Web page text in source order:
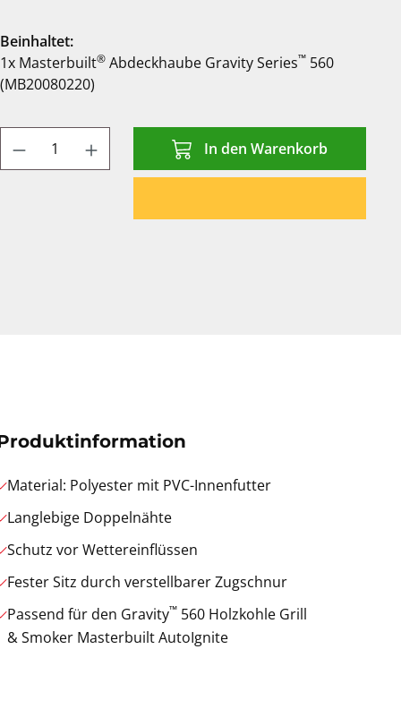
Beinhaltet:
1x Masterbuilt® Abdeckhaube Gravity Series™ 560
(MB20080220)
Produkt Anzahl: Gib denIn den Warenkorb
Material: Polyester mit PVC-Innenfutter
Langlebige Doppelnähte
Schutz vor Wettereinflüssen
Fester Sitz durch verstellbarer Zugschnur
Passend für den Gravity™560 Holzkohle Grill
& Smoker Masterbuilt AutoIgnite